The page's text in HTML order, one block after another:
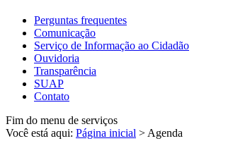
Perguntas frequentes
Comunicação
Serviço de Informação ao Cidadão
Ouvidoria
Transparência
SUAP
Contato
Fim do menu de serviços
Você está aqui: Página inicial > Agenda